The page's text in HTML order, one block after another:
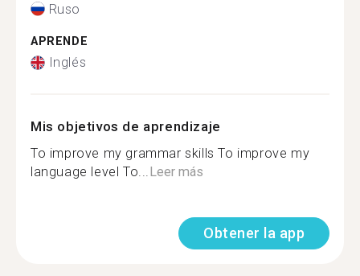
Ruso
APRENDE
Inglés
Mis objetivos de aprendizaje
To improve my grammar skills To improve my
language level To...Leer más
Obtener la app